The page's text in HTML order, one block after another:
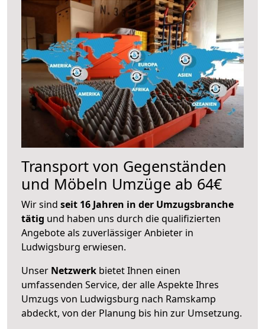
Transport von Gegenständen
und Möbeln Umzüge ab 64€
Wir sind seit 16 Jahren in der Umzugsbranche
tätig und haben uns durch die qualifizierten
Angebote als zuverlässiger Anbieter in
Ludwigsburg erwiesen.
Unser Netzwerk bietet Ihnen einen
umfassenden Service, der alle Aspekte Ihres
Umzugs von Ludwigsburg nach Ramskamp
abdeckt, von der Planung bis hin zur Umsetzung.